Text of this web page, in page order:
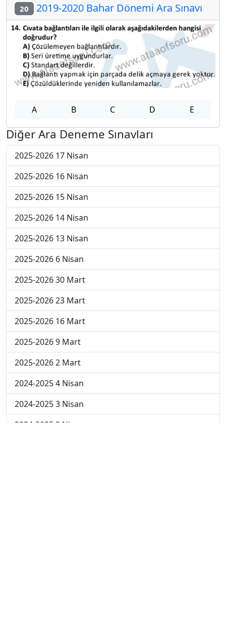
20 2019-2020 Bahar Dönemi Ara Sınavı
A B C D E
Diğer Ara Deneme Sınavları
2025-2026 17 Nisan
2025-2026 16 Nisan
2025-2026 15 Nisan
2025-2026 14 Nisan
2025-2026 13 Nisan
2025-2026 6 Nisan
2025-2026 30 Mart
2025-2026 23 Mart
2025-2026 16 Mart
2025-2026 9 Mart
2025-2026 2 Mart
2024-2025 4 Nisan
2024-2025 3 Nisan
2024-2025 2 Nisan